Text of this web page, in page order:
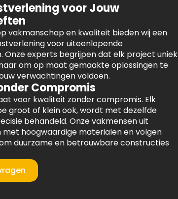
voor Jouw
vakmanschap en kwaliteit bieden wij een
voor uiteenlopende
Onze experts begrijpen dat elk project uniek
om op maat gemaakte oplossingen te
verwachtingen voldoen.
Compromis
voor kwaliteit zonder compromis. Elk
groot of klein ook, wordt met dezelfde
behandeld. Onze vakmensen uit
met hoogwaardige materialen en volgen
duurzame en betrouwbare constructies